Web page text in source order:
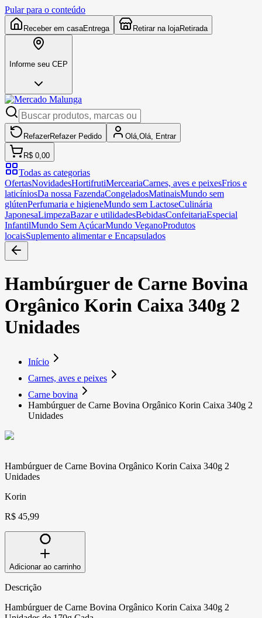
Pular para o conteúdo
Receber em casaEntrega Retirar na lojaRetirada
Informe seu CEP
RefazerRefazer Pedido Olá, Olá, Entrar
R$ 0,00
Todas as categorias
OfertasNovidadesHortifrutiMerceariaCarnes, aves e peixesFrios e
laticíniosDa nossa FazendaCongeladosMatinaisMundo sem
glútenPerfumaria e higieneMundo sem LactoseCulinária
JaponesaLimpezaBazar e utilidadesBebidasConfeitariaEspecial
InfantilMundo Sem AçúcarMundo VeganoProdutos
locaisSuplemento alimentar e Encapsulados
Hambúrguer de Carne Bovina
Orgânico Korin Caixa 340g 2
Unidades
Início
Carnes, aves e peixes
Carne bovina
Hambúrguer de Carne Bovina Orgânico Korin Caixa 340g 2
Unidades
Hambúrguer de Carne Bovina Orgânico Korin Caixa 340g 2
Unidades
Korin
R$ 45,99
Adicionar ao carrinho
Descrição
Hambúrguer de Carne Bovina Orgânico Korin Caixa 340g 2